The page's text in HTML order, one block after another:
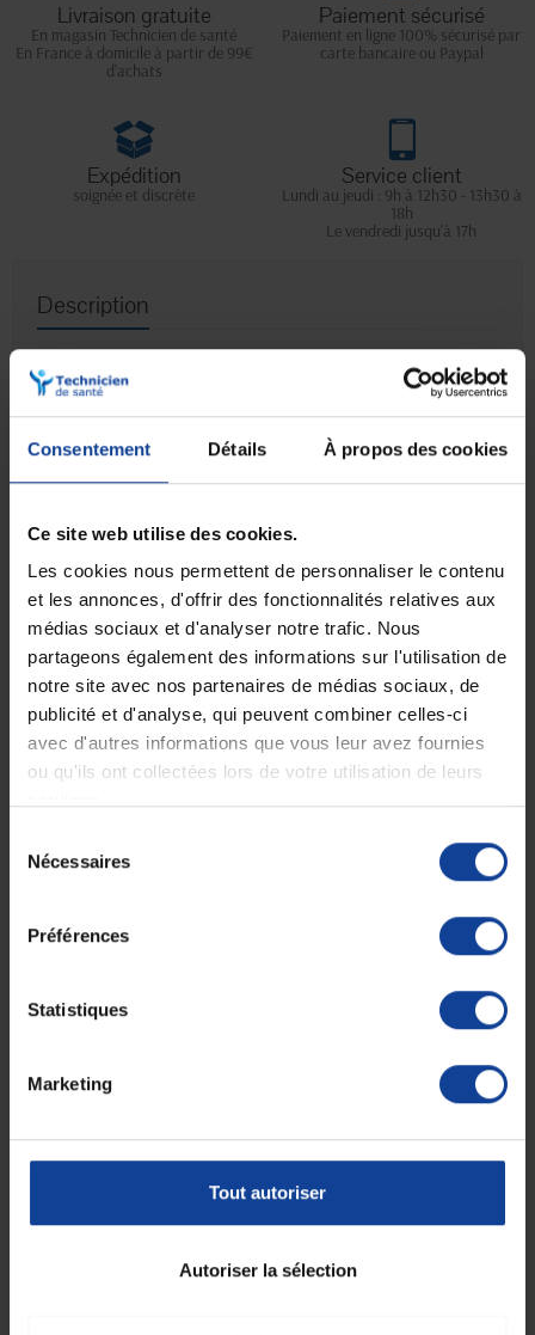
Consentement Détails À propos des cookies
Ce site web utilise des cookies.
Les cookies nous permettent de personnaliser le contenu
et les annonces, d'offrir des fonctionnalités relatives aux
médias sociaux et d'analyser notre trafic. Nous
partageons également des informations sur l'utilisation de
notre site avec nos partenaires de médias sociaux, de
publicité et d'analyse, qui peuvent combiner celles-ci
avec d'autres informations que vous leur avez fournies
ou qu'ils ont collectées lors de votre utilisation de leurs
Nécessaires
Préférences
Statistiques
Marketing
Tout autoriser
Autoriser la sélection
Livraison gratuite
En magasin Technicien de santé
En France à domicile à partir de 99€
d'achats
Paiement sécurisé
Paiement en ligne 100% sécurisé par
carte bancaire ou Paypal
Expédition
soignée et discrète
Service client
Lundi au jeudi : 9h à 12h30 - 13h30 à
18h
Le vendredi jusqu'à 17h
Description
Le tabouret de douche d'une grande
stabilité et confortable
Letabouret de douche confort I-Fit d'Invacareest un tabouret
léger en plastique traité permettant de pouvoirs'asseoir dans la
Seslarges piedsassurent unegrande stabilité.
Le tabouret peut être réglé en hauteur de 38 cm à 55 cm (soit 17 cm).
est muni depatins antidérapants ainsi que d'une assise grainée
large et profonde qui évite les glissades.
Vous pouvez laisser votre tabouret I-Fit dans la douche en toute
tranquillité puisque sa structure en plastique est 100% résistante à la
corrosion.
Caractéristiques du tabouret de douche I-
Fit.
Assise anatomique grainée.
Existe en chaise de douche.
Couleur : Blanc
Fiche technique
Coloris Blanc
Plastique traité